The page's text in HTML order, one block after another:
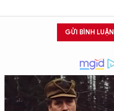
GỬI BÌNH LUẬN